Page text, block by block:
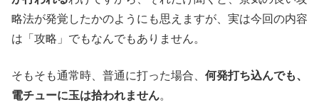
略法が発覚したかのようにも思えますが、実は今回の内容
は「攻略」でもなんでもありません。
そもそも通常時、普通に打った場合、 何発打ち込んでも、
電チューに玉は拾われません。